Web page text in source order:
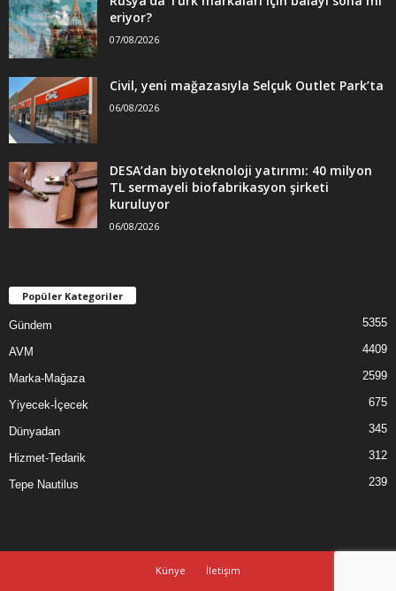
eriyor?
07/08/2026
Civil, yeni mağazasıyla Selçuk Outlet Park’ta
06/08/2026
DESA’dan biyoteknoloji yatırımı: 40 milyon
TL sermayeli biofabrikasyon şirketi
kuruluyor
06/08/2026
Popüler Kategoriler
Gündem 5355
AVM 4409
Marka-Mağaza 2599
Yiyecek-İçecek 675
Dünyadan 345
Hizmet-Tedarik 312
Tepe Nautilus 239
Künye
İletişim